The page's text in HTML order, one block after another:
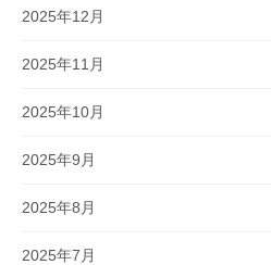
2025年12月
2025年11月
2025年10月
2025年9月
2025年8月
2025年7月